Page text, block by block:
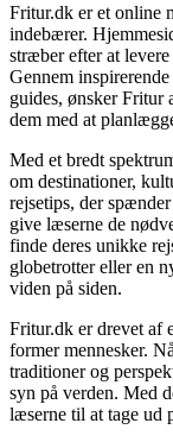
Fritur.dk er et online
indebærer.
stræber efter at
Gennem
guides, ønsker Fritur
dem med at
Med et bredt
om destinationer,
rejsetips, der
give læserne de
finde deres unikke
globetrotter eller en
viden på siden.
Fritur.dk er drevet af
former mennesker.
traditioner og
syn på verden. Med
læserne til at tage ud